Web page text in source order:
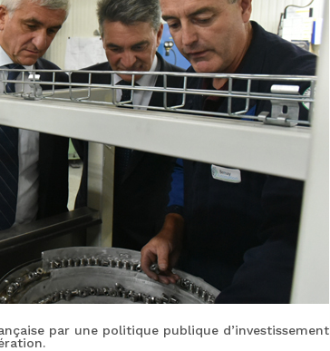
par une politique publique d’investissement